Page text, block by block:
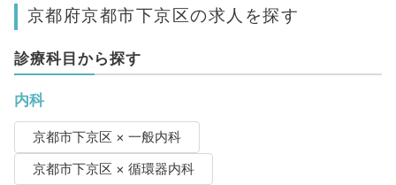
京都府京都市下京区の求人を探す
診療科目から探す
内科
京都市下京区 × 一般内科
京都市下京区 × 循環器内科